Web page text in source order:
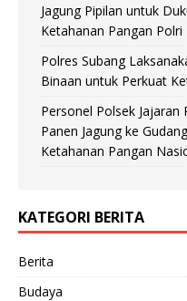
Jagung Pipilan untuk
Ketahanan Pangan Polri
Polres Subang
Binaan untuk Perkuat
Personel Polsek Jajaran
Panen Jagung ke
Ketahanan Pangan
KATEGORI BERITA
Berita
Budaya